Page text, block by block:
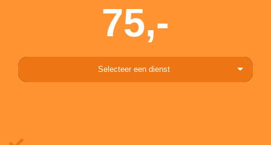
75,-
Selecteer een dienst